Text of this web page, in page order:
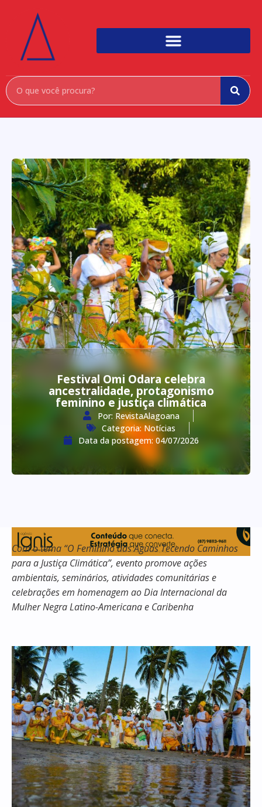
Festival Omi Odara celebra
ancestralidade, protagonismo
feminino e justiça climática
Por: RevistaAlagoana
Categoria: Notícias
Data da postagem: 04/07/2026
Com o tema “O Feminino das Águas Tecendo Caminhos
para a Justiça Climática”, evento promove ações
ambientais, seminários, atividades comunitárias e
celebrações em homenagem ao Dia Internacional da
Mulher Negra Latino-Americana e Caribenha